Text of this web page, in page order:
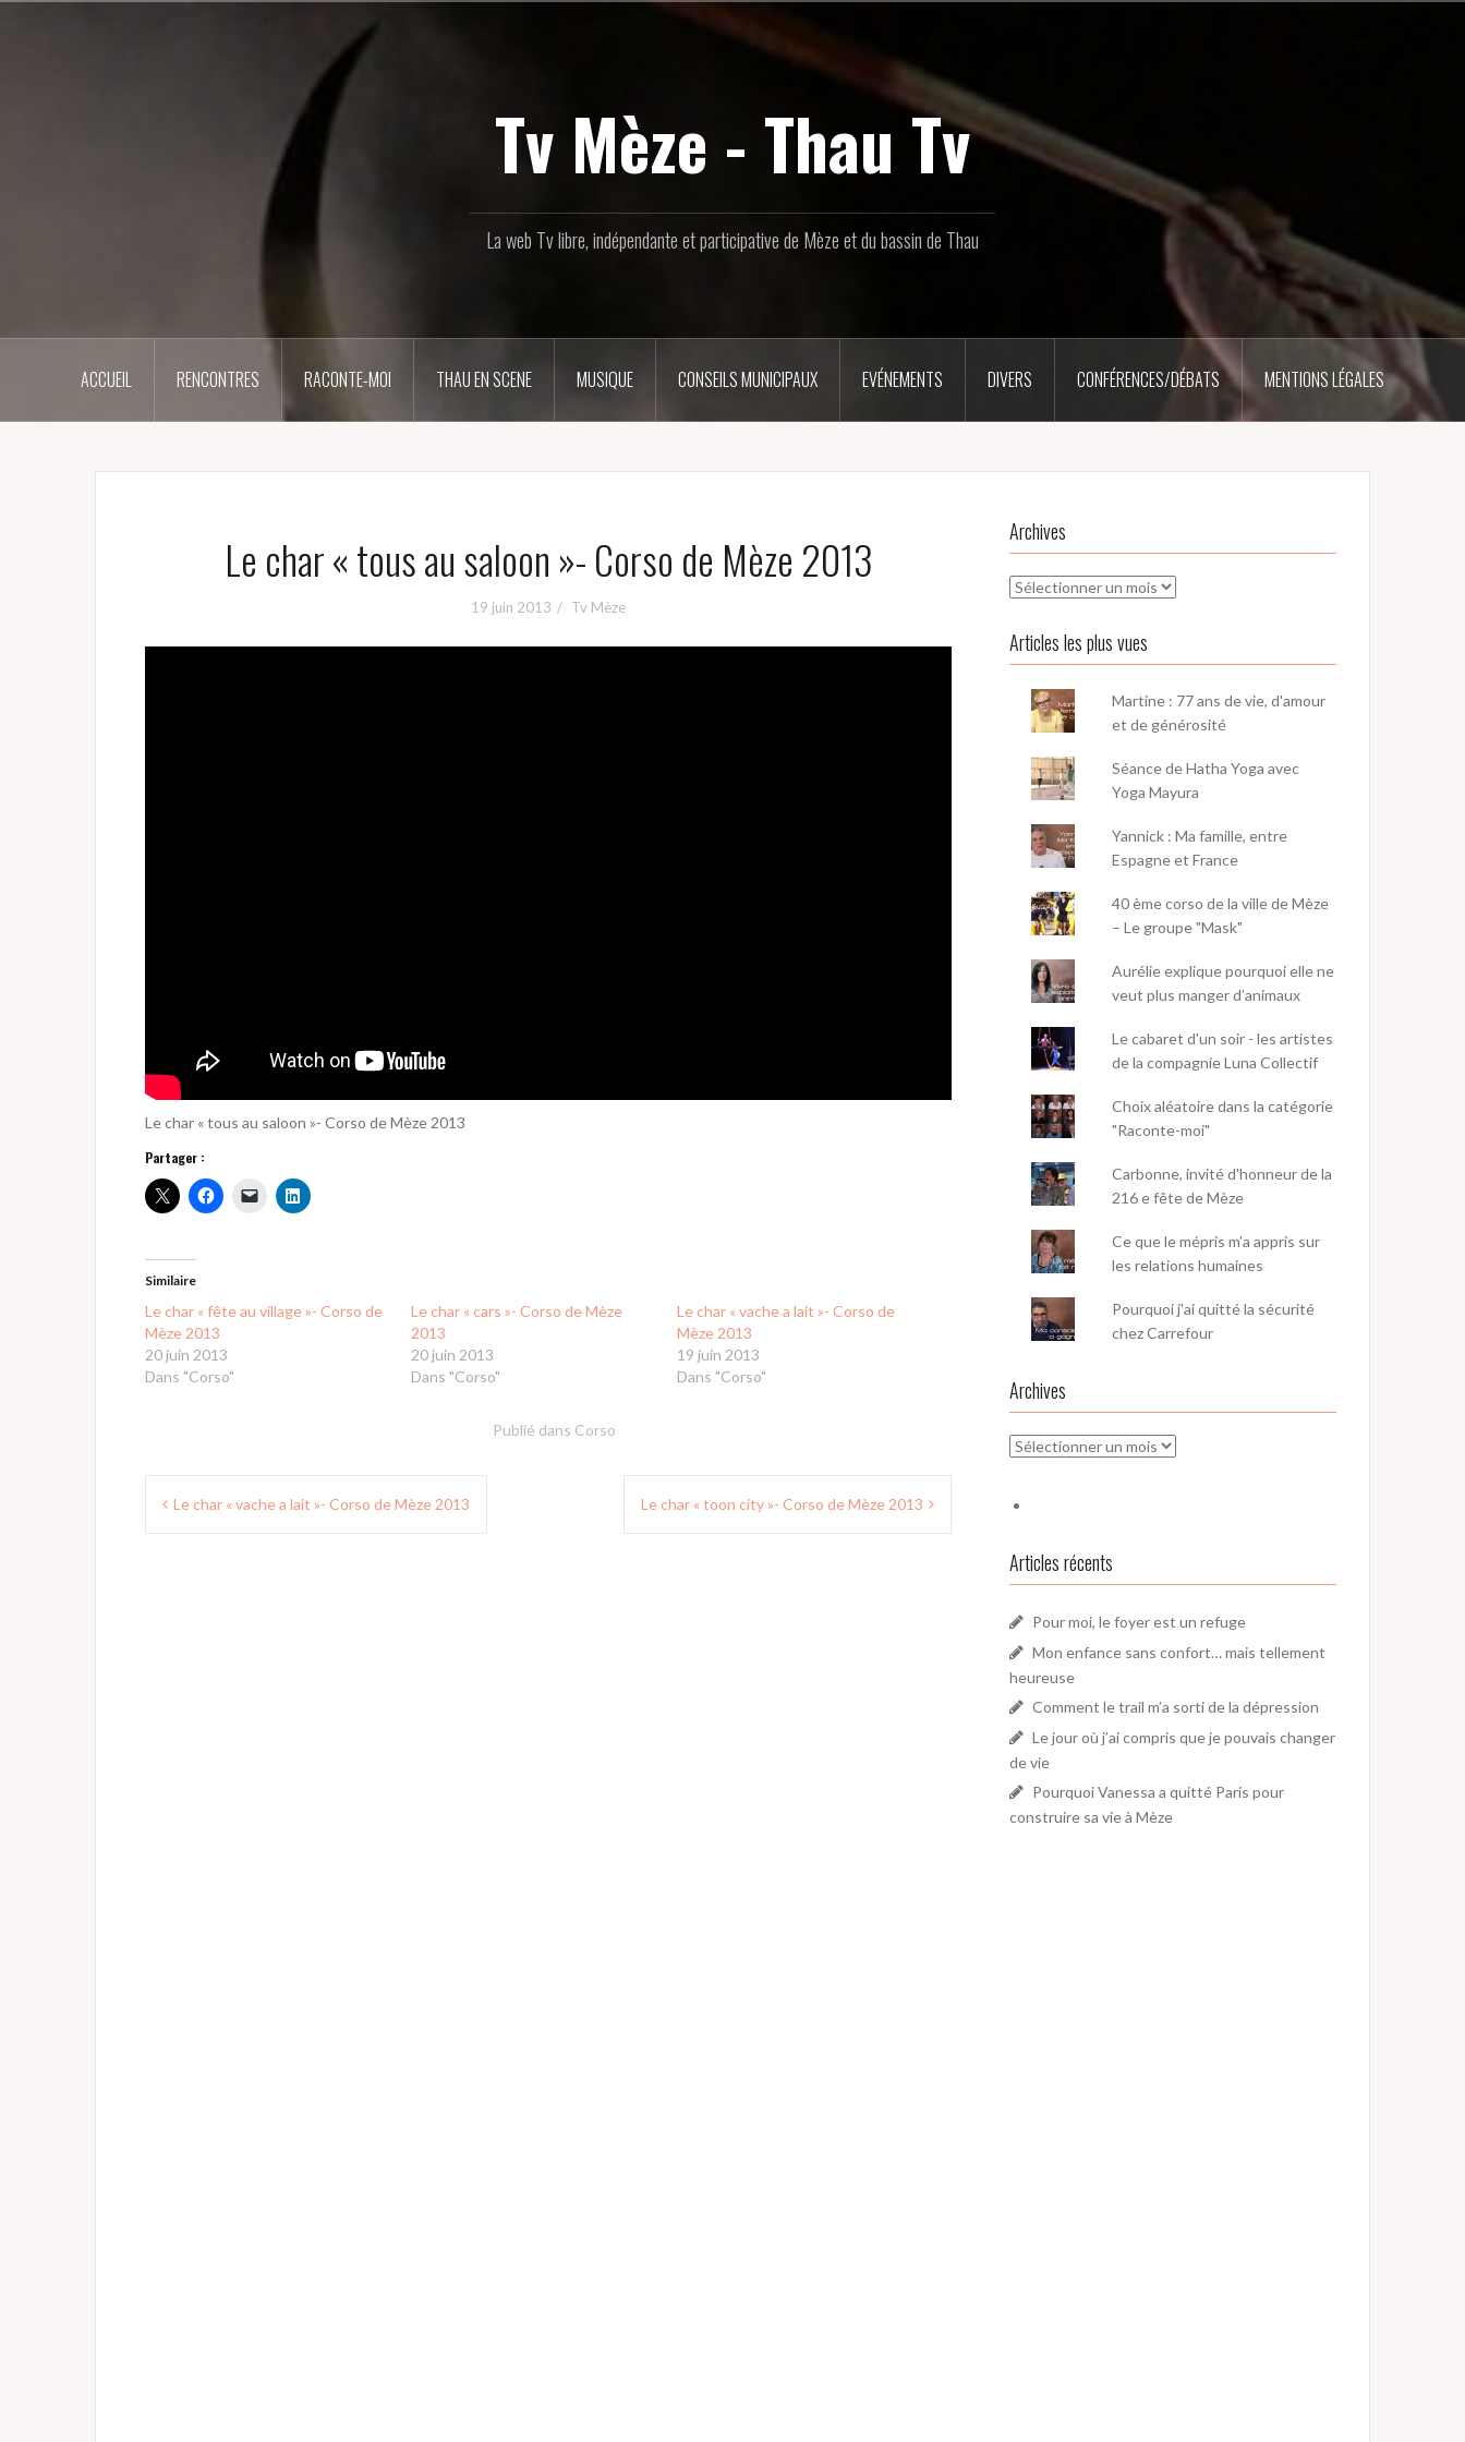
Tv Mèze - Thau Tv
La web Tv libre, indépendante et participative de Mèze et du bassin de Thau
ACCUEIL RENCONTRES RACONTE-MOI THAU EN SCENE MUSIQUE CONSEILS MUNICIPAUX EVÉNEMENTS DIVERS CONFÉRENCES/DÉBATS MENTIONS LÉGALES
Le char « tous au saloon »- Corso de Mèze 2013
19 juin 2013 Tv Mèze
Le char « tous au saloon »- Corso de Mèze 2013
Partager :
Similaire
Le char « fête au village »- Corso de
Mèze 2013
20 juin 2013
Dans "Corso"
Le char « cars »- Corso de Mèze
2013
20 juin 2013
Dans "Corso"
Le char « vache a lait »- Corso de
Mèze 2013
19 juin 2013
Dans "Corso"
Publié dans Corso
Navigation
Le char « vache a lait »- Corso de Mèze 2013 Le char « toon city »- Corso de Mèze 2013
Archives
Archives
Articles les plus vues
Martine : 77 ans de vie, d'amour
et de générosité
Séance de Hatha Yoga avec
Yoga Mayura
Yannick : Ma famille, entre
Espagne et France
40 ème corso de la ville de Mèze
– Le groupe "Mask"
Aurélie explique pourquoi elle ne
veut plus manger d’animaux
Le cabaret d'un soir - les artistes
de la compagnie Luna Collectif
Choix aléatoire dans la catégorie
"Raconte-moi"
Carbonne, invité d'honneur de la
216 e fête de Mèze
Ce que le mépris m’a appris sur
les relations humaines
Pourquoi j'ai quitté la sécurité
chez Carrefour
Archives
Archives
Articles récents
Pour moi, le foyer est un refuge
Mon enfance sans confort… mais tellement
heureuse
Comment le trail m’a sorti de la dépression
Le jour où j’ai compris que je pouvais changer
de vie
Pourquoi Vanessa a quitté Paris pour
construire sa vie à Mèze